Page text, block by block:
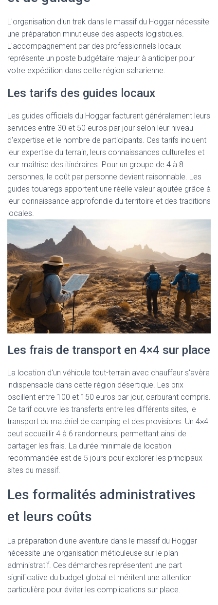
L'organisation d'un trek dans le massif du Hoggar nécessite
une préparation minutieuse des aspects logistiques.
L'accompagnement par des professionnels locaux
représente un poste budgétaire majeur à anticiper pour
votre expédition dans cette région saharienne.
Les tarifs des guides locaux
Les guides officiels du Hoggar facturent généralement leurs
services entre 30 et 50 euros par jour selon leur niveau
d'expertise et le nombre de participants. Ces tarifs incluent
leur expertise du terrain, leurs connaissances culturelles et
leur maîtrise des itinéraires. Pour un groupe de 4 à 8
personnes, le coût par personne devient raisonnable. Les
guides touaregs apportent une réelle valeur ajoutée grâce à
leur connaissance approfondie du territoire et des traditions
locales.
Les frais de transport en 4×4 sur place
La location d'un véhicule tout-terrain avec chauffeur s'avère
indispensable dans cette région désertique. Les prix
oscillent entre 100 et 150 euros par jour, carburant compris.
Ce tarif couvre les transferts entre les différents sites, le
transport du matériel de camping et des provisions. Un 4×4
peut accueillir 4 à 6 randonneurs, permettant ainsi de
partager les frais. La durée minimale de location
recommandée est de 5 jours pour explorer les principaux
sites du massif.
Les formalités administratives
et leurs coûts
La préparation d'une aventure dans le massif du Hoggar
nécessite une organisation méticuleuse sur le plan
administratif. Ces démarches représentent une part
significative du budget global et méritent une attention
particulière pour éviter les complications sur place.